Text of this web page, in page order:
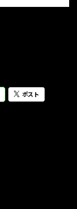
ポスト